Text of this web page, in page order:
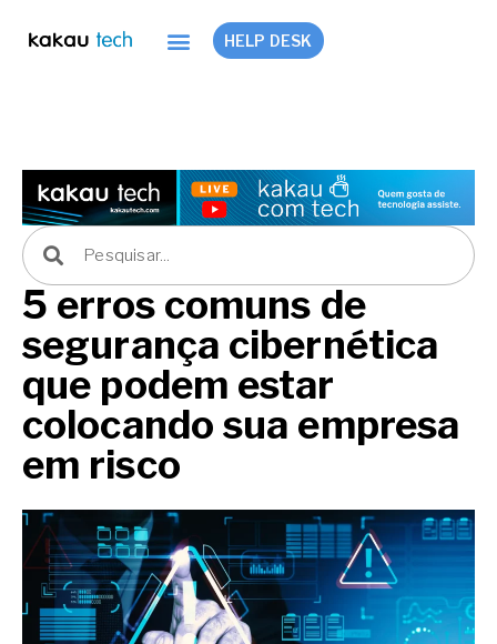
HELP DESK
5 erros comuns de
segurança cibernética
que podem estar
colocando sua empresa
em risco